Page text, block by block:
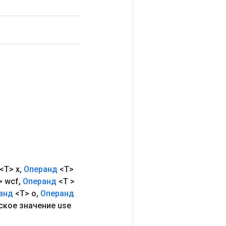
x, Операнд <T>
wcf, Операнд <T >
<T> o, Операнд
значение use